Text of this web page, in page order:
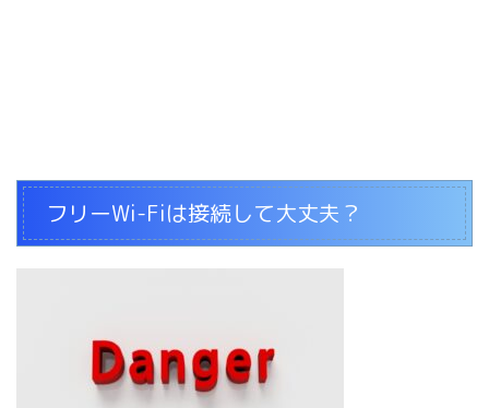
フリーWi-Fiは接続して大丈夫？